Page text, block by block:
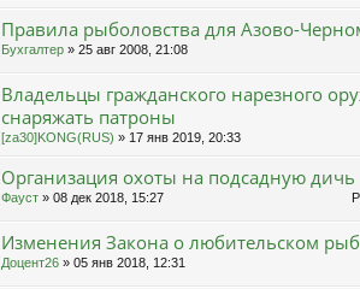
Правила рыболовства для Азово-
Бухгалтер» 25 авг 2008, 21:08
Владельцы гражданского нарезного
снаряжать патроны
[za30]KONG(RUS) » 17 янв 2019, 20:33
Организация охоты на подсадную дичь
Фауст» 08 дек 2018, 15:27
Изменения Закона о любительском
Доцент26» 05 янв 2018, 12:31